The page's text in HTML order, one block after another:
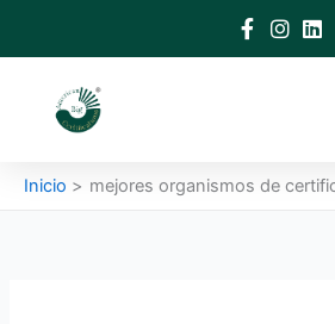
Inicio mejores organismos de